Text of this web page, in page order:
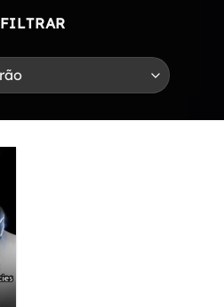
FILTRAR